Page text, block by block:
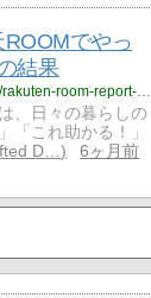
ROOMでやっ
結果
https://www.mycrafteddays.com/rakuten-room-report-2month/
、日々の暮らしの
「これ助かる！」
D…
6ヶ月前